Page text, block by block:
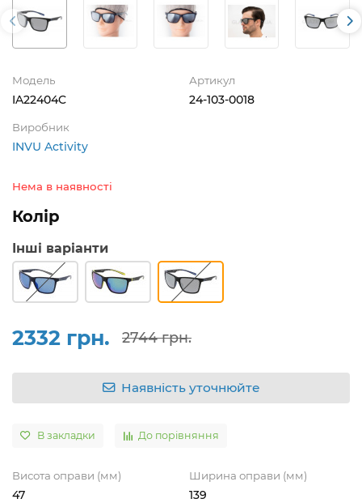
Модель
IA22404C
Артикул
24-103-0018
Виробник
INVU Activity
Нема в наявності
Колір
Інші варіанти
2332 грн. 2744 грн.
Наявність уточнюйте
В закладки До порівняння
Висота оправи (мм)
47
Ширина оправи (мм)
139